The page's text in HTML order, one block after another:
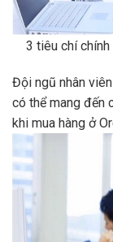
3 tiêu chí
Đội ngũ nhân
có thể mang đến
khi mua hàng ở